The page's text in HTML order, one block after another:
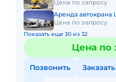
Цена по запросу
Аренда автокрана
Цена по запросу
Показать еще 30 из 32
Цена по
Позвонить Заказать